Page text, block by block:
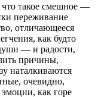
такое смешное —
переживание
отличающееся
, как будто
— и радости,
причины,
наталкиваются
очевидно,
как горе